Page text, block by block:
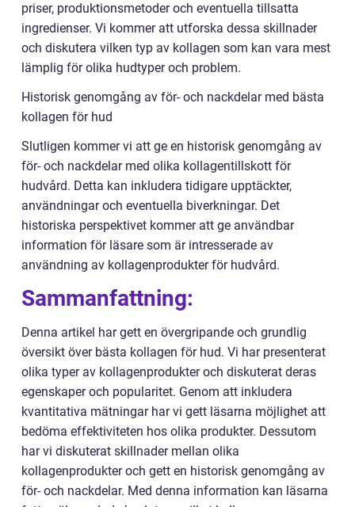
priser, produktionsmetoder och eventuella tillsatta
ingredienser. Vi kommer att utforska dessa skillnader
och diskutera vilken typ av kollagen som kan vara mest
lämplig för olika hudtyper och problem.
Historisk genomgång av för- och nackdelar med bästa
kollagen för hud
Slutligen kommer vi att ge en historisk genomgång av
för- och nackdelar med olika kollagentillskott för
hudvård. Detta kan inkludera tidigare upptäckter,
användningar och eventuella biverkningar. Det
historiska perspektivet kommer att ge användbar
information för läsare som är intresserade av
användning av kollagenprodukter för hudvård.
Sammanfattning:
Denna artikel har gett en övergripande och grundlig
översikt över bästa kollagen för hud. Vi har presenterat
olika typer av kollagenprodukter och diskuterat deras
egenskaper och popularitet. Genom att inkludera
kvantitativa mätningar har vi gett läsarna möjlighet att
bedöma effektiviteten hos olika produkter. Dessutom
har vi diskuterat skillnader mellan olika
kollagenprodukter och gett en historisk genomgång av
för- och nackdelar. Med denna information kan läsarna